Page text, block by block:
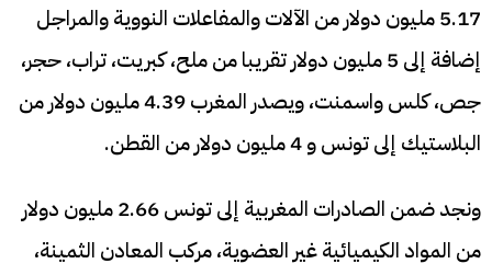
5.17 مليون دولار من الآلات والمفاعلات النووية والمراجل
إضافة إلى 5 مليون دولار تقريبا من ملح، كبريت، تراب، حجر،
جص، كلس واسمنت، ويصدر المغرب 4.39 مليون دولار من
البلاستيك إلى تونس و 4 مليون دولار من القطن.
ونجد ضمن الصادرات المغربية إلى تونس 2.66 مليون دولار
من المواد الكيميائية غير العضوية، مركب المعادن الثمينة،